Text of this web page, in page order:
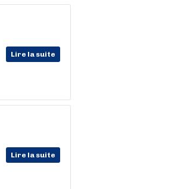
Lire la suite
Lire la suite